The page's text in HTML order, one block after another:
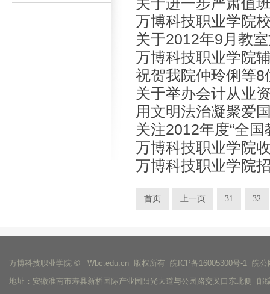
综合检查结果的通
万博科技职业学院
标公告
关于2012年9月教
检查结果的通报
万博科技职业学院
规定
祝贺我院仲玲俐等8
际商务单证员证书
关于举办会计从业
知
用文明法治凝聚爱
谈）
关注2012年度“全
模”系列微电影
万博科技职业学院
万博科技职业学院
首页 上一页 31 32
万博科技职业学院 © Wbc.edu.cn 版权所有 皖ICP备16005300号-1 皖公
地址：安徽淮南市寿县新桥国际产业园阳光大道与公园路交叉口东北侧